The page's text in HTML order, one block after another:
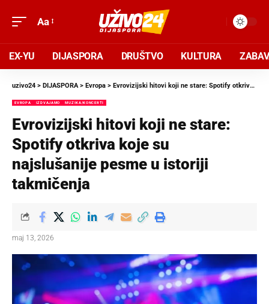
Aa
EX-YU DIJASPORA DRUŠTVO KULTURA
uzivo24 > DIJASPORA> Evropa > Evrovizijski hitovi koji ne stare: Spotify otkriva koje su najslušanije pesme u istoriji takmičenja
EVROPA IZDVAJAMO MUZIKA/KONCERTI
Evrovizijski hitovi koji ne stare:
Spotify otkriva koje su
najslušanije pesme u istoriji
takmičenja
maj 13, 2026